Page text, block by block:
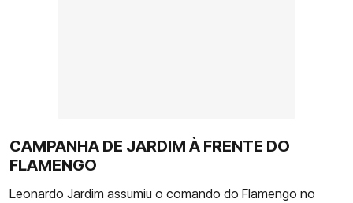
CAMPANHA DE JARDIM À FRENTE DO
FLAMENGO
Leonardo Jardim assumiu o comando do Flamengo no